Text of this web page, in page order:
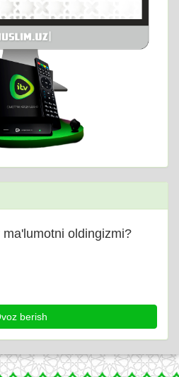
ma'lumotni oldingizmi?